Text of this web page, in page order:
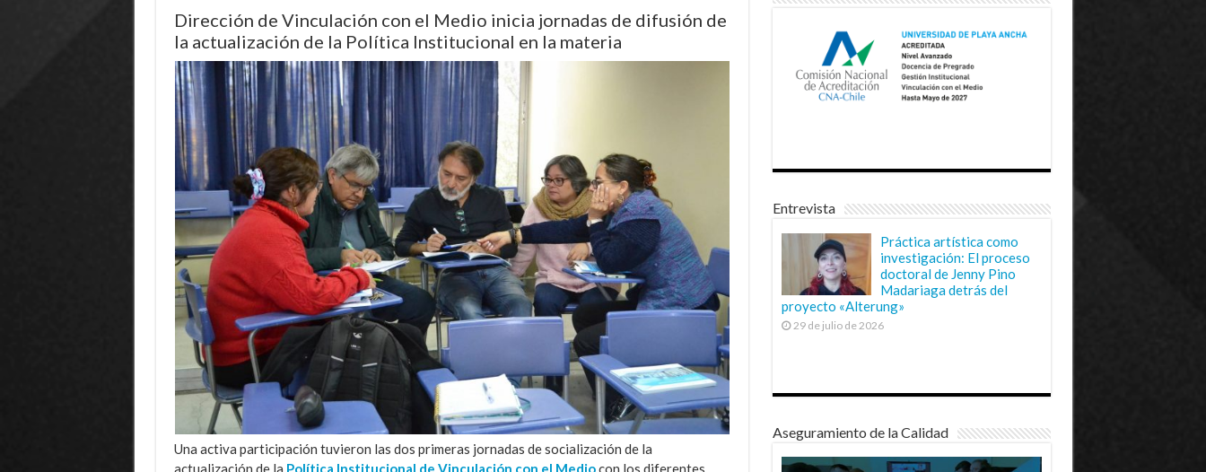
Dirección de Vinculación con el Medio inicia jornadas de difusión de
la actualización de la Política Institucional en la materia
Una activa participación tuvieron las dos primeras jornadas de socialización de la
actualización de la Política Institucional de Vinculación con el Mediocon los diferentes
Entrevista
Práctica artística como
investigación: El proceso
doctoral de Jenny Pino
Madariaga detrás del
proyecto «Alterung»
29 de julio de 2026
Aseguramiento de la Calidad